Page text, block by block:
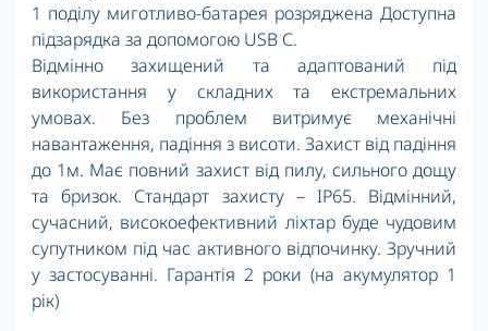
1 поділу миготливо-батарея розряджена Доступна
підзарядка за допомогою USB С.
Відмінно захищений та адаптований під
використання у складних та екстремальних
умовах. Без проблем витримує механічні
навантаження, падіння з висоти. Захист від падіння
до 1м. Має повний захист від пилу, сильного дощу
та бризок. Стандарт захисту – IP65. Відмінний,
сучасний, високоефективний ліхтар буде чудовим
супутником під час активного відпочинку. Зручний
у застосуванні. Гарантія 2 роки (на акумулятор 1
рік)